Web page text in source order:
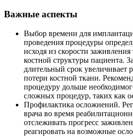
Важные аспекты
Выбор времени для
проведения процедуры
исходя из скорости
костной структуры пациента.
длительный срок увеличивает
потери костной ткани.
процедуру дольше
сложных процедур, таких как
Профилактика осложнений.
врача во время
отслеживать прогресс
реагировать на возможные